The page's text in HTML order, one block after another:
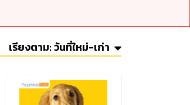
เรียงตาม:วันที่ใหม่-เก่า